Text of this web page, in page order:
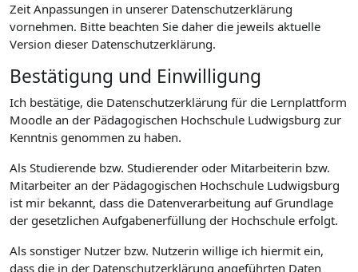
Zeit Anpassungen in unserer Datenschutzerklärung
vornehmen. Bitte beachten Sie daher die jeweils aktuelle
Version dieser Datenschutzerklärung.
Bestätigung und Einwilligung
Ich bestätige, die Datenschutzerklärung für die Lernplattform
Moodle an der Pädagogischen Hochschule Ludwigsburg zur
Kenntnis genommen zu haben.
Als Studierende bzw. Studierender oder Mitarbeiterin bzw.
Mitarbeiter an der Pädagogischen Hochschule Ludwigsburg
ist mir bekannt, dass die Datenverarbeitung auf Grundlage
der gesetzlichen Aufgabenerfüllung der Hochschule erfolgt.
Als sonstiger Nutzer bzw. Nutzerin willige ich hiermit ein,
dass die in der Datenschutzerklärung angeführten Daten